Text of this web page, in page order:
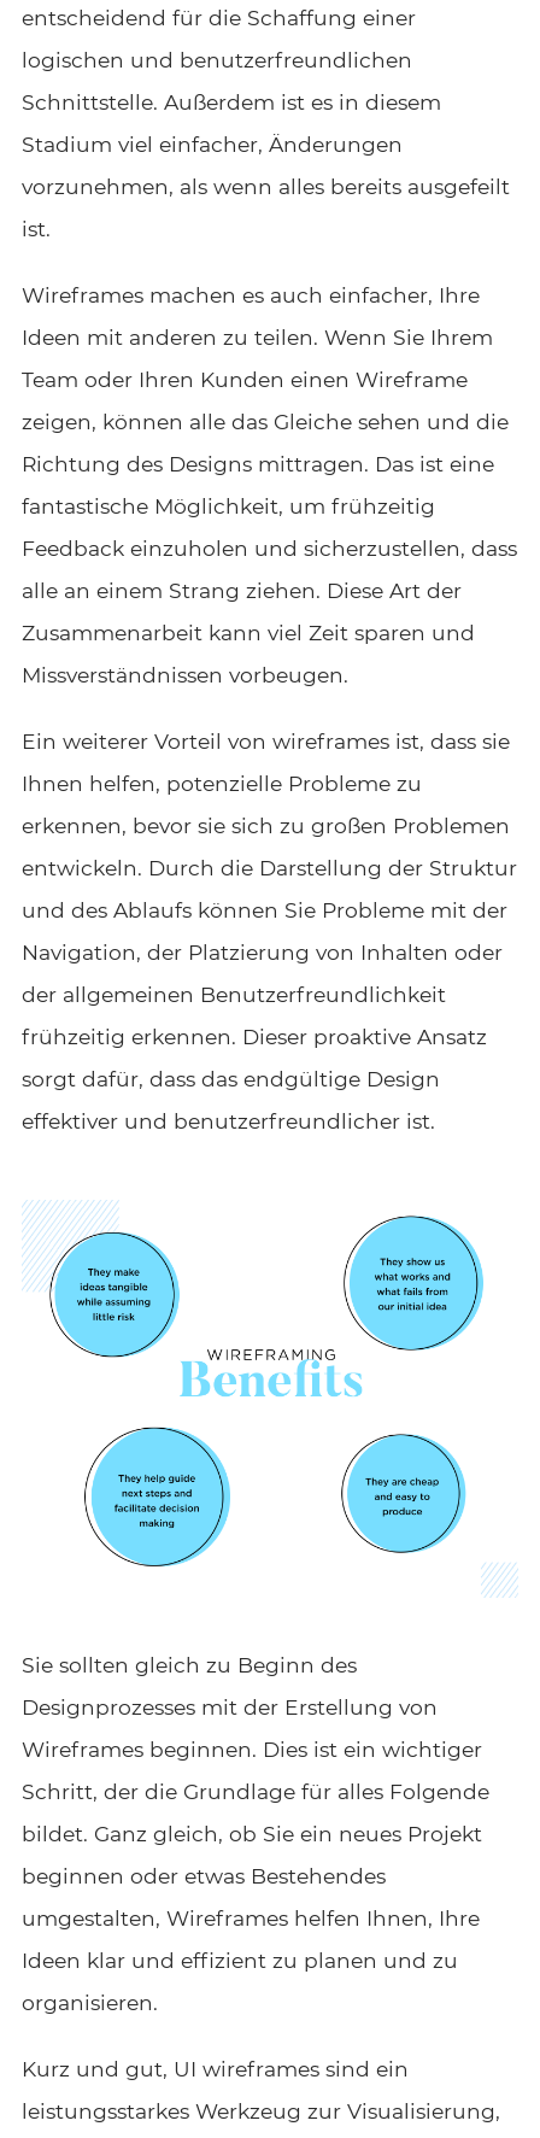
entscheidend für die Schaffung einer
logischen und benutzerfreundlichen
Schnittstelle. Außerdem ist es in diesem
Stadium viel einfacher, Änderungen
vorzunehmen, als wenn alles bereits ausgefeilt
ist.
Wireframes machen es auch einfacher, Ihre
Ideen mit anderen zu teilen. Wenn Sie Ihrem
Team oder Ihren Kunden einen Wireframe
zeigen, können alle das Gleiche sehen und die
Richtung des Designs mittragen. Das ist eine
fantastische Möglichkeit, um frühzeitig
Feedback einzuholen und sicherzustellen, dass
alle an einem Strang ziehen. Diese Art der
Zusammenarbeit kann viel Zeit sparen und
Missverständnissen vorbeugen.
Ein weiterer Vorteil von wireframes ist, dass sie
Ihnen helfen, potenzielle Probleme zu
erkennen, bevor sie sich zu großen Problemen
entwickeln. Durch die Darstellung der Struktur
und des Ablaufs können Sie Probleme mit der
Navigation, der Platzierung von Inhalten oder
der allgemeinen Benutzerfreundlichkeit
frühzeitig erkennen. Dieser proaktive Ansatz
sorgt dafür, dass das endgültige Design
effektiver und benutzerfreundlicher ist.
Sie sollten gleich zu Beginn des
Designprozesses mit der Erstellung von
Wireframes beginnen. Dies ist ein wichtiger
Schritt, der die Grundlage für alles Folgende
bildet. Ganz gleich, ob Sie ein neues Projekt
beginnen oder etwas Bestehendes
umgestalten, Wireframes helfen Ihnen, Ihre
Ideen klar und effizient zu planen und zu
organisieren.
Kurz und gut, UI wireframessind ein
leistungsstarkes Werkzeug zur Visualisierung,